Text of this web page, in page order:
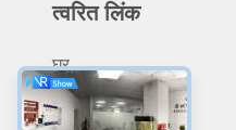
त्वरित लिंक
घर
उत्पादों